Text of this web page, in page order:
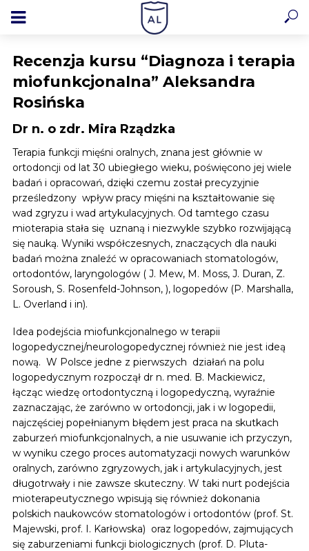
Recenzja kursu “Diagnoza i terapia
miofunkcjonalna” Aleksandra
Rosińska
Dr n. o zdr. Mira Rządzka
Terapia funkcji mięśni oralnych, znana jest głównie w
ortodoncji od lat 30 ubiegłego wieku, poświęcono jej wiele
badań i opracowań, dzięki czemu został precyzyjnie
prześledzony wpływ pracy mięśni na kształtowanie się
wad zgryzu i wad artykulacyjnych. Od tamtego czasu
mioterapia stała się uznaną i niezwykle szybko rozwijającą
się nauką. Wyniki współczesnych, znaczących dla nauki
badań można znaleźć w opracowaniach stomatologów,
ortodontów, laryngologów ( J. Mew, M. Moss, J. Duran, Z.
Soroush, S. Rosenfeld-Johnson, ), logopedów (P. Marshalla,
L. Overland i in).
Idea podejścia miofunkcjonalnego w terapii
logopedycznej/neurologopedycznej również nie jest ideą
nową. W Polsce jedne z pierwszych działań na polu
logopedycznym rozpoczął dr n. med. B. Mackiewicz,
łącząc wiedzę ortodontyczną i logopedyczną, wyraźnie
zaznaczając, że zarówno w ortodoncji, jak i w logopedii,
najczęściej popełnianym błędem jest praca na skutkach
zaburzeń miofunkcjonalnych, a nie usuwanie ich przyczyn,
w wyniku czego proces automatyzacji nowych warunków
oralnych, zarówno zgryzowych, jak i artykulacyjnych, jest
długotrwały i nie zawsze skuteczny. W taki nurt podejścia
mioterapeutycznego wpisują się również dokonania
polskich naukowców stomatologów i ortodontów (prof. St.
Majewski, prof. I. Karłowska) oraz logopedów, zajmujących
się zaburzeniami funkcji biologicznych (prof. D. Pluta-